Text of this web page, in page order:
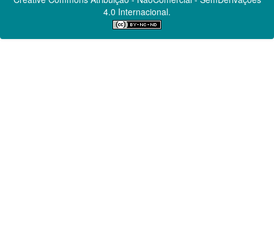
4.0 Internacional.